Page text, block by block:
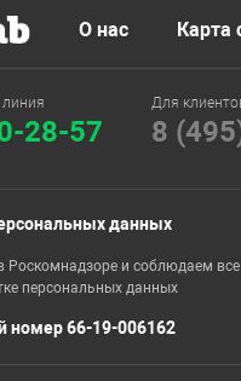
О нас Карта
линия
28-57
Для
8
данных
Роскомнадзоре и соблюдаем
персональных данных
номер 66-19-006162